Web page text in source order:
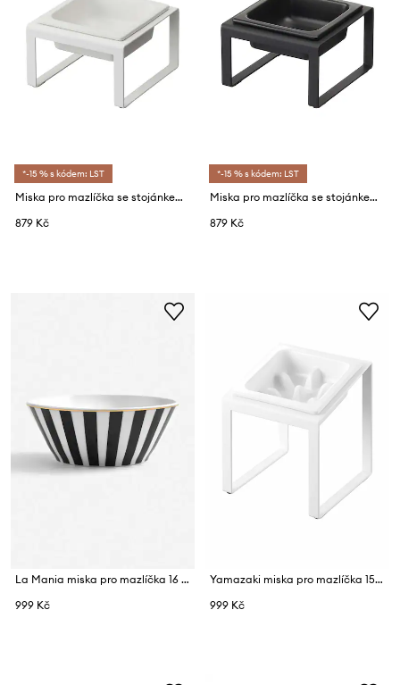
*-15 % s kódem: LST
Miska pro mazlíčka se stojánkem Yamazaki Tower
879 Kč
*-15 % s kódem: LST
Miska pro mazlíčka se stojánkem Yamazaki Tower
879 Kč
La Mania miska pro mazlíčka 16 x 6 cm
999 Kč
Yamazaki miska pro mazlíčka 15 x 15,5 x 17,6 cm
999 Kč